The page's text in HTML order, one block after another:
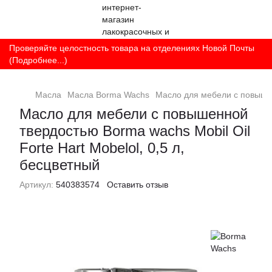
Проверяйте целостность товара на отделениях Новой Почты
(Подробнее...)
Масла Масла Borma Wachs Масло для мебели с
Масло для мебели с повышенной
твердостью Borma wachs Mobil Oil
Forte Hart Mobelol, 0,5 л,
бесцветный
Артикул: 540383574 Оставить отзыв